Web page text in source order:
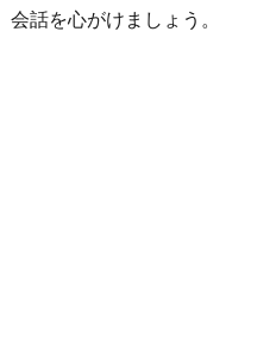
会話を心がけましょう。